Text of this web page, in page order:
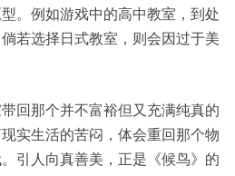
。例如游戏中的高中教室，到处
若选择日式教室，则会因过于美
回那个并不富裕但又充满纯真的
实生活的苦闷，体会重回那个物
引人向真善美，正是《候鸟》的